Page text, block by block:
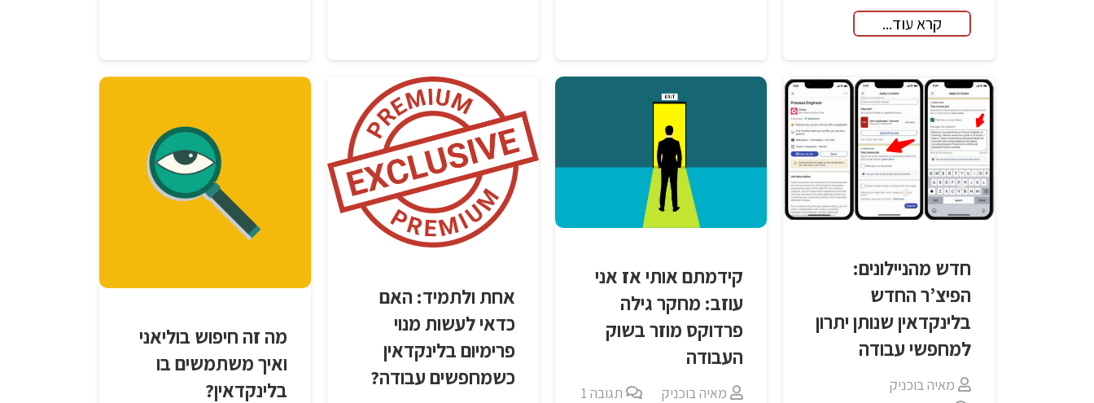
קרא עוד...
חדש מהניילונים:
הפיצ’ר החדש
בלינקדאין שנותן יתרון
למחפשי עבודה
מאיה בוכניק
קידמתם אותי אז אני
עוזב: מחקר גילה
פרדוקס מוזר בשוק
העבודה
מאיה בוכניק תגובה1
אחת ולתמיד: האם
כדאי לעשות מנוי
פרימיום בלינקדאין
כשמחפשים עבודה?
מה זה חיפוש בוליאני
ואיך משתמשים בו
בלינקדאין?